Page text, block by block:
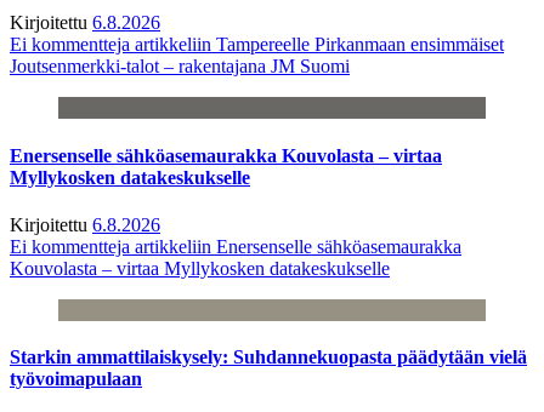
Kirjoitettu 6.8.2026
Ei kommentteja artikkeliin Tampereelle Pirkanmaan ensimmäiset
Joutsenmerkki-talot – rakentajana JM Suomi
Enersenselle sähköasemaurakka Kouvolasta – virtaa
Myllykosken datakeskukselle
Kirjoitettu 6.8.2026
Ei kommentteja artikkeliin Enersenselle sähköasemaurakka
Kouvolasta – virtaa Myllykosken datakeskukselle
Starkin ammattilaiskysely: Suhdannekuopasta päädytään vielä
työvoimapulaan